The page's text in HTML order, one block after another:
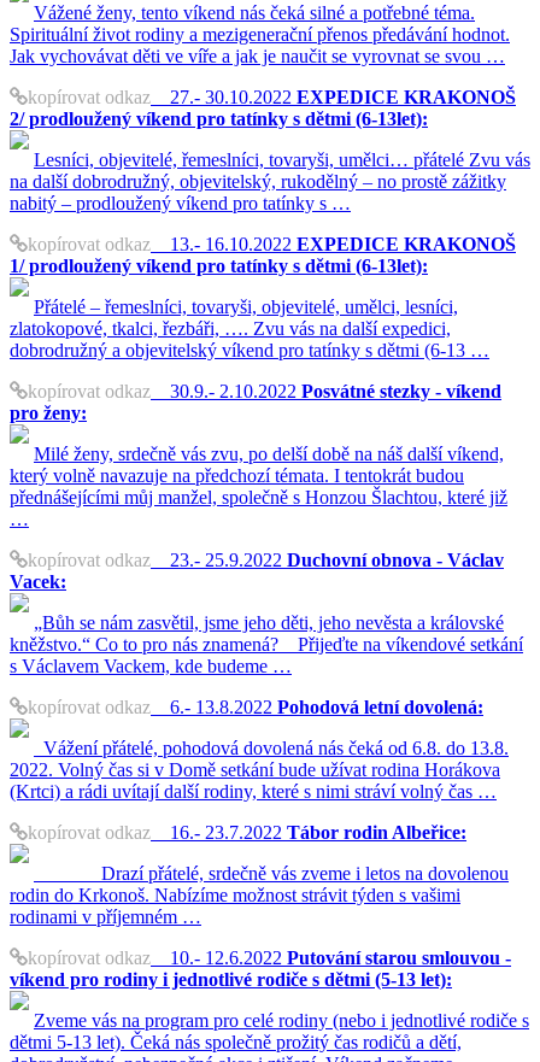
Vážené ženy, tento víkend nás čeká silné a potřebné téma.
Spirituální život rodiny a mezigenerační přenos předávání hodnot.
Jak vychovávat děti ve víře a jak je naučit se vyrovnat se svou …
kopírovat odkaz 27.- 30.10.2022 EXPEDICE KRAKONOŠ
2/ prodloužený víkend pro tatínky s dětmi (6-13let):
Lesníci, objevitelé, řemeslníci, tovaryši, umělci… přátelé Zvu vás
na další dobrodružný, objevitelský, rukodělný – no prostě zážitky
nabitý – prodloužený víkend pro tatínky s …
kopírovat odkaz 13.- 16.10.2022 EXPEDICE KRAKONOŠ
1/ prodloužený víkend pro tatínky s dětmi (6-13let):
Přátelé – řemeslníci, tovaryši, objevitelé, umělci, lesníci,
zlatokopové, tkalci, řezbáři, …. Zvu vás na další expedici,
dobrodružný a objevitelský víkend pro tatínky s dětmi (6-13 …
kopírovat odkaz 30.9.- 2.10.2022 Posvátné stezky - víkend
pro ženy:
Milé ženy, srdečně vás zvu, po delší době na náš další víkend,
který volně navazuje na předchozí témata. I tentokrát budou
přednášejícími můj manžel, společně s Honzou Šlachtou, které již
…
kopírovat odkaz 23.- 25.9.2022 Duchovní obnova - Václav
Vacek:
„Bůh se nám zasvětil, jsme jeho děti, jeho nevěsta a královské
kněžstvo.“ Co to pro nás znamená? Přijeďte na víkendové setkání
s Václavem Vackem, kde budeme …
kopírovat odkaz 6.- 13.8.2022 Pohodová letní dovolená:
Vážení přátelé, pohodová dovolená nás čeká od 6.8. do 13.8.
2022. Volný čas si v Domě setkání bude užívat rodina Horákova
(Krtci) a rádi uvítají další rodiny, které s nimi stráví volný čas …
kopírovat odkaz 16.- 23.7.2022 Tábor rodin Albeřice:
Drazí přátelé, srdečně vás zveme i letos na dovolenou
rodin do Krkonoš. Nabízíme možnost strávit týden s vašimi
rodinami v příjemném …
kopírovat odkaz 10.- 12.6.2022 Putování starou smlouvou -
víkend pro rodiny i jednotlivé rodiče s dětmi (5-13 let):
Zveme vás na program pro celé rodiny (nebo i jednotlivé rodiče s
dětmi 5-13 let). Čeká nás společně prožitý čas rodičů a dětí,